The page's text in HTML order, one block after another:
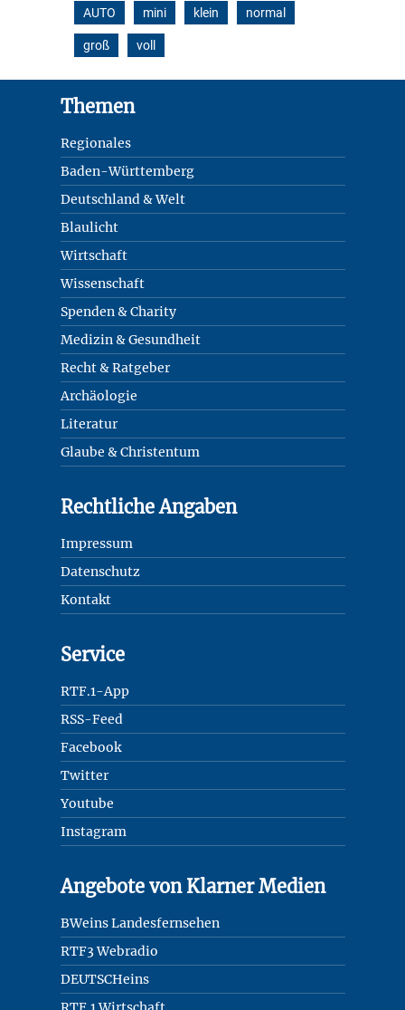
AUTO
mini klein normal
groß voll
Themen
Regionales
Baden-Württemberg
Deutschland & Welt
Blaulicht
Wirtschaft
Wissenschaft
Spenden & Charity
Medizin & Gesundheit
Recht & Ratgeber
Archäologie
Literatur
Glaube & Christentum
Rechtliche Angaben
Impressum
Datenschutz
Kontakt
Service
RTF.1-App
RSS-Feed
Facebook
Twitter
Youtube
Instagram
Angebote von Klarner Medien
BWeins Landesfernsehen
RTF3 Webradio
DEUTSCHeins